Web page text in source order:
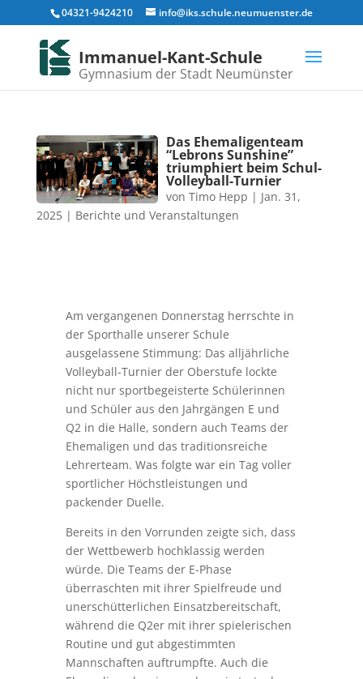
04321-9424210 info@iks.schule.neumuenster.de
Immanuel-Kant-Schule
Gymnasium der Stadt Neumünster
Das Ehemaligenteam
“Lebrons Sunshine”
triumphiert beim Schul-
Volleyball-Turnier
von Timo Hepp | Jan. 31,
2025| Berichte und Veranstaltungen
Am vergangenen Donnerstag herrschte in
der Sporthalle unserer Schule
ausgelassene Stimmung: Das alljährliche
Volleyball-Turnier der Oberstufe lockte
nicht nur sportbegeisterte Schülerinnen
und Schüler aus den Jahrgängen E und
Q2 in die Halle, sondern auch Teams der
Ehemaligen und das traditionsreiche
Lehrerteam. Was folgte war ein Tag voller
sportlicher Höchstleistungen und
packender Duelle.
Bereits in den Vorrunden zeigte sich, dass
der Wettbewerb hochklassig werden
würde. Die Teams der E-Phase
überraschten mit ihrer Spielfreude und
unerschütterlichen Einsatzbereitschaft,
während die Q2er mit ihrer spielerischen
Routine und gut abgestimmten
Mannschaften auftrumpfte. Auch die